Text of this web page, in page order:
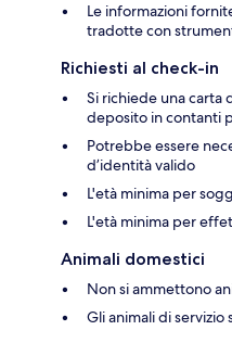
Le informazioni
tradotte con
Richiesti al check-in
Si richiede una carta
deposito in contanti
Potrebbe essere
d’identità valido
L'età minima per
L'età minima per
Animali domestici
Non si ammettono
Gli animali di